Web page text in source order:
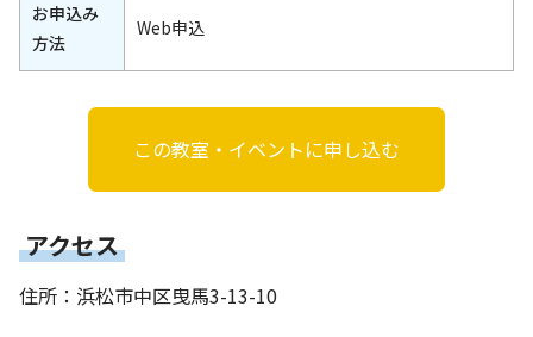
お申込み
方法
Web申込
この教室・イベントに申し込む
アクセス
住所：浜松市中区曳馬3-13-10